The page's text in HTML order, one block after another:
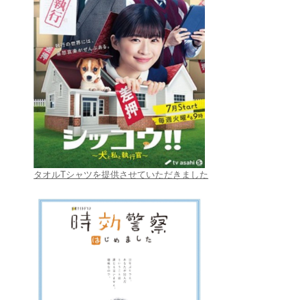
タオルTシャツを提供させていただきました